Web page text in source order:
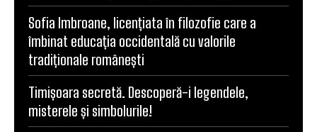
Sofia Imbroane, licențiata în filozofie care a
îmbinat educația occidentală cu valorile
tradiționale românești
Timișoara secretă. Descoperă-i legendele,
misterele și simbolurile!